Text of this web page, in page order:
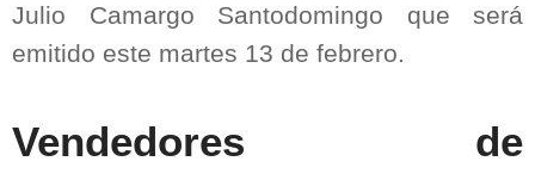
Julio Camargo Santodomingo que será
emitido este martes 13 de febrero.
Vendedores de